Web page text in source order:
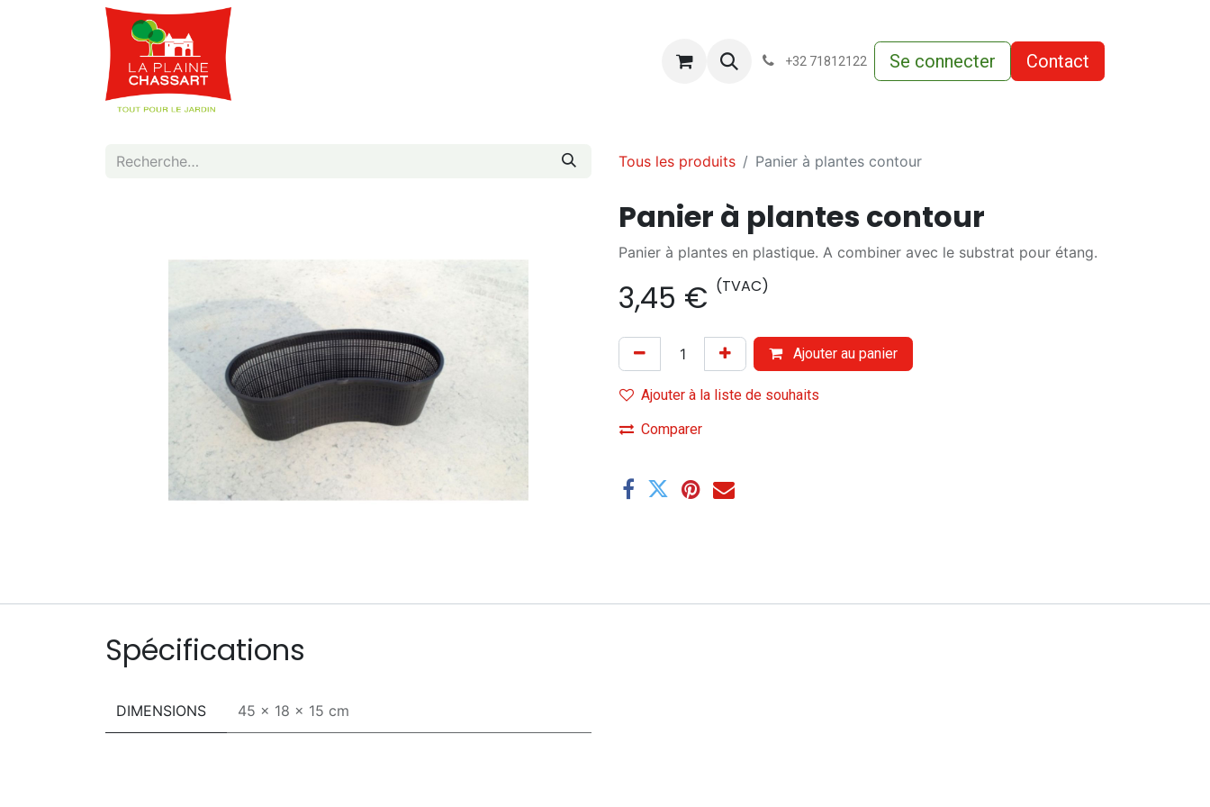
Conditions-generales-de-vente
+32 71812122 Se connecter Contact
Tous les produits Panier à plantes contour
Panier à plantes contour
Panier à plantes en plastique. A combiner avec le substrat pour étang.
3,45 € (TVAC)
Ajouter au panier
Ajouter à la liste de souhaits
Comparer
Spécifications
DIMENSIONS 45 x 18 x 15 cm